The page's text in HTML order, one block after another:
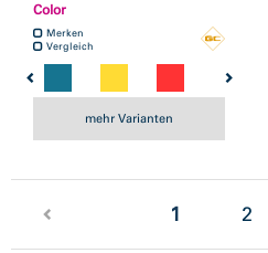
Color
Merken
Vergleich
mehr Varianten
1 (current)
2